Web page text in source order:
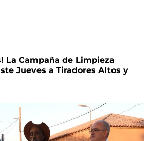
La Campaña de Limpieza
Jueves a Tiradores Altos y